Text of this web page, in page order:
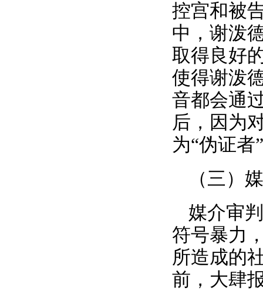
控宫和被
中，谢泼
取得良好
使得谢泼
音都会通
后，因为
为“伪证者
（三）
媒介审
符号暴力
所造成的
前，大肆